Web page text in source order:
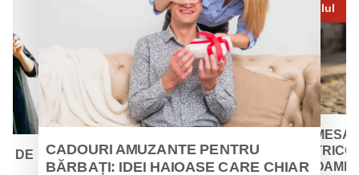
DE
CADOURI AMUZANTE PENTRU
BĂRBAȚI: IDEI HAIOASE CARE CHIAR
Iul